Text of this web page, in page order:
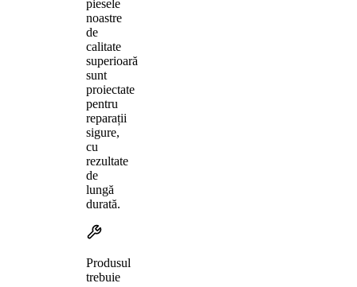
piesele
noastre
de
calitate
superioară
sunt
proiectate
pentru
reparații
sigure,
cu
rezultate
de
lungă
durată.
Produsul
trebuie